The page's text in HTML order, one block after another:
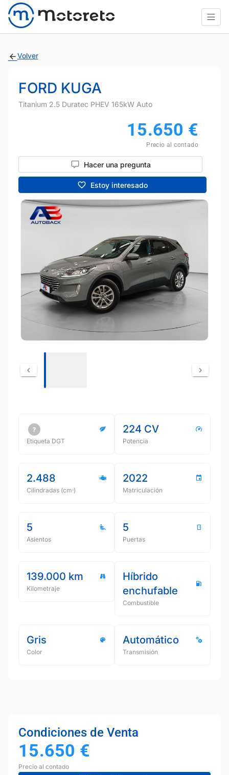
Volver
FORD KUGA
Titanium 2.5 Duratec PHEV 165kW Auto
15.650 €
Precio al contado
Hacer una pregunta
Estoy interesado
Etiqueta DGT
224 CV
Potencia
2.488
Cilindradas (cmᵌ)
2022
Matriculación
5
Asientos
5
Puertas
139.000 km
Kilometraje
Híbrido
enchufable
Combustible
Gris
Color
Automático
Transmisión
Condiciones de Venta
15.650 €
Precio al contado